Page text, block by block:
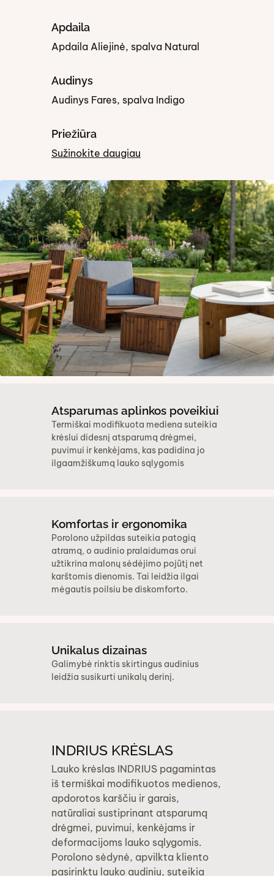
Apdaila
Apdaila Aliejinė, spalva Natural
Audinys
Audinys Fares, spalva Indigo
Priežiūra
Sužinokite daugiau
Atsparumas aplinkos poveikiui
Termiškai modifikuota mediena suteikia
krėslui didesnį atsparumą drėgmei,
puvimui ir kenkėjams, kas padidina jo
ilgaamžiškumą lauko sąlygomis
Komfortas ir ergonomika
Porolono užpildas suteikia patogią
atramą, o audinio pralaidumas orui
užtikrina malonų sėdėjimo pojūtį net
karštomis dienomis. Tai leidžia ilgai
mėgautis poilsiu be diskomforto.
Unikalus dizainas
Galimybė rinktis skirtingus audinius
leidžia susikurti unikalų derinį.
INDRIUS KRĖSLAS
Lauko krėslas INDRIUS pagamintas
iš termiškai modifikuotos medienos,
apdorotos karščiu ir garais,
natūraliai sustiprinant atsparumą
drėgmei, puvimui, kenkėjams ir
deformacijoms lauko sąlygomis.
Porolono sėdynė, apvilkta kliento
pasirinktu lauko audiniu, suteikia